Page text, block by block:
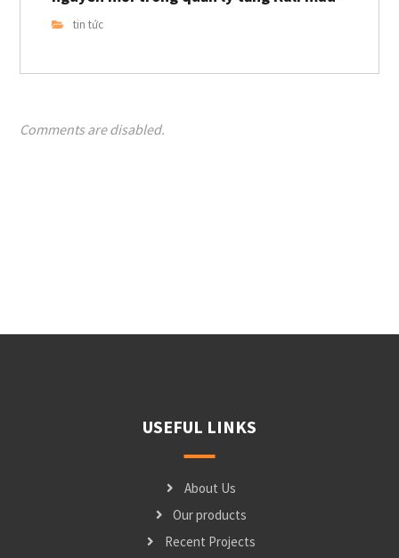
tin tức
Comments are disabled.
USEFUL LINKS
About Us
Our products
Recent Projects